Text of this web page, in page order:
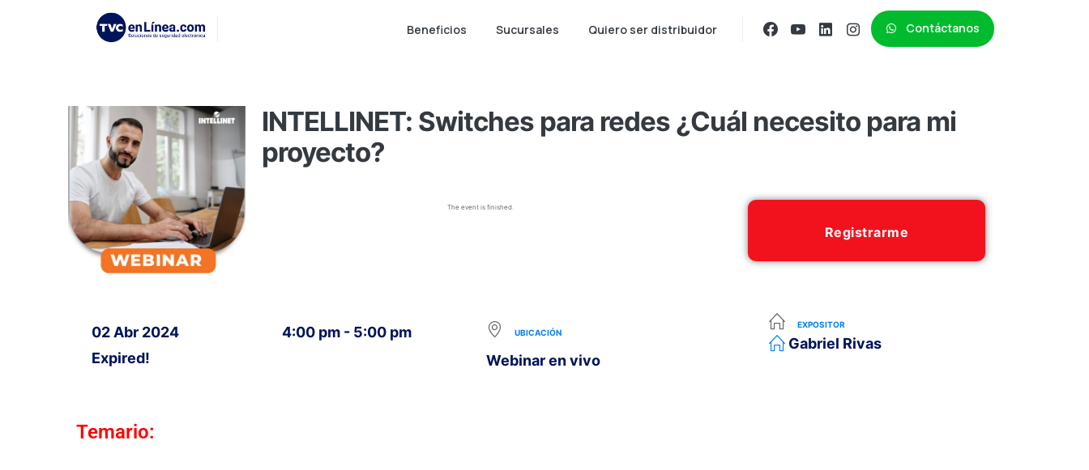
Beneficios Sucursales Quiero ser distribuidor Contáctanos
INTELLINET: Switches para redes ¿Cuál necesito para mi
proyecto?
The event is finished.
Registrarme
02 Abr 2024
Expired!
4:00 pm - 5:00 pm UBICACIÓN
Webinar en vivo
EXPOSITOR
Gabriel Rivas
Temario: